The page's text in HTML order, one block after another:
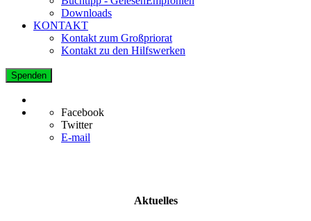
Downloads
KONTAKT
Kontakt zum Großpriorat
Kontakt zu den Hilfswerken
Spenden
Facebook
Twitter
E-mail
Aktuelles